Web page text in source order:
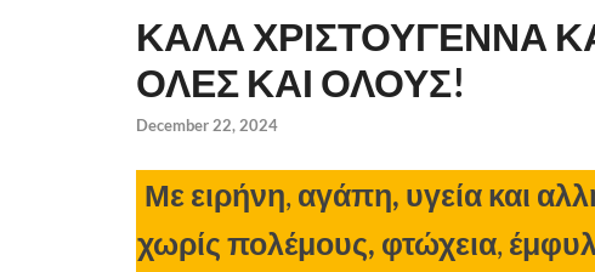
ΚΑΛΑ ΧΡΙΣΤΟΥΓΕΝΝΑ
ΟΛΕΣ ΚΑΙ ΟΛΟΥΣ!
December 22, 2024
Με ειρήνη, αγάπη, υγεία και
χωρίς πολέμους, φτώχεια,